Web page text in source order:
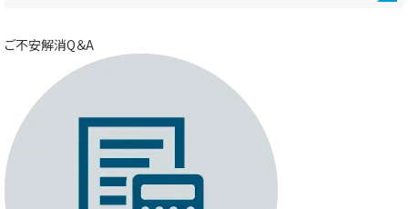
ご不安解消Q＆A